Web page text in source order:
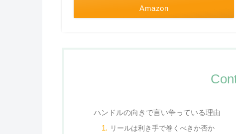
Amazon
ハンドルの向きで言い争っている理由
リールは利き手で巻くべきか否か